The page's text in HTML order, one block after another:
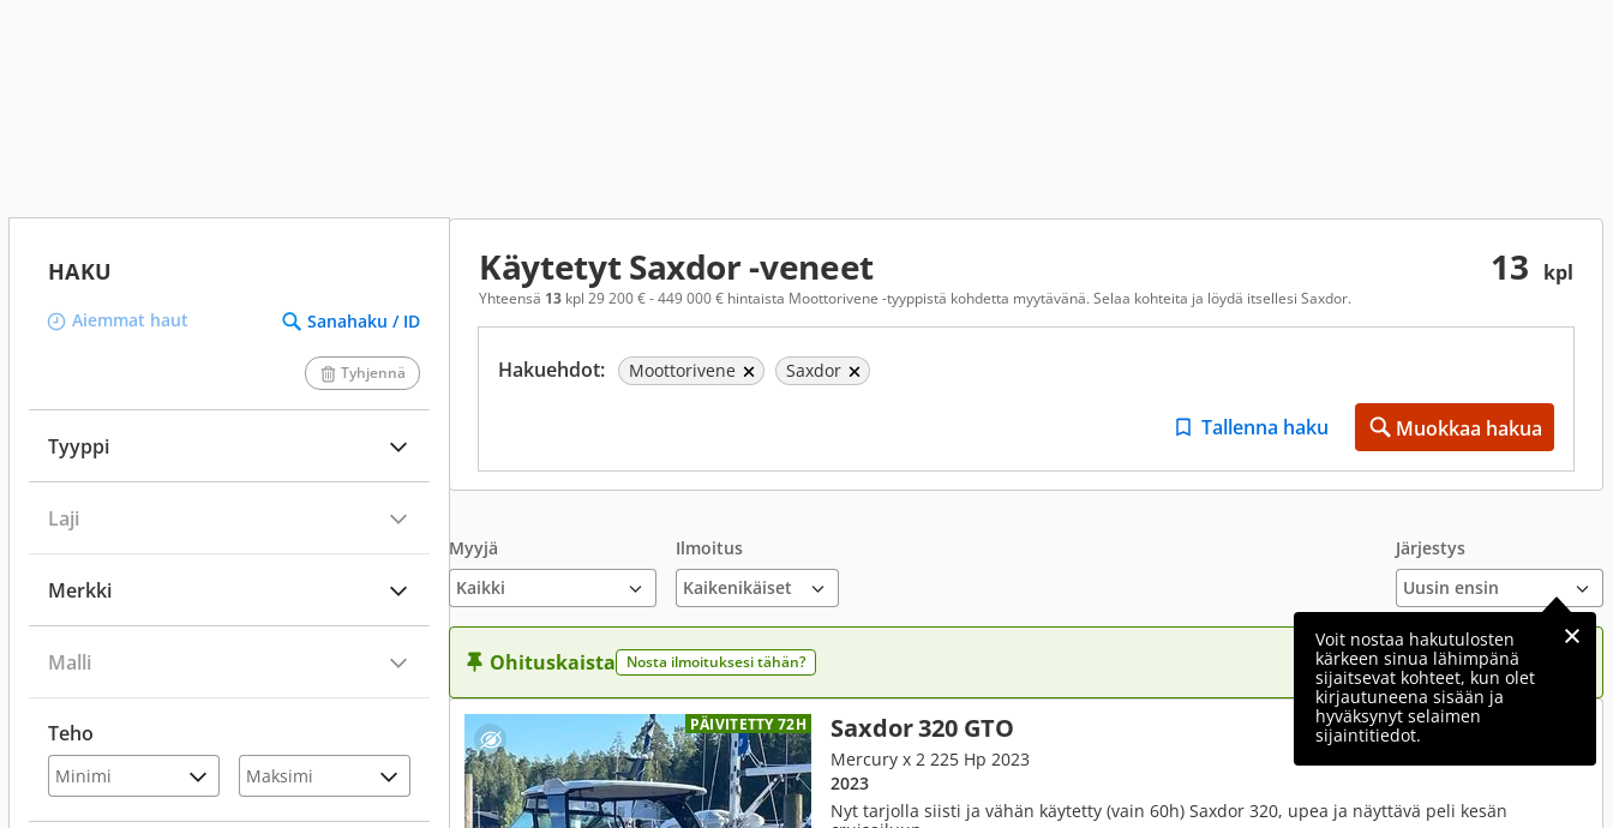
HAKU
Aiemmat haut Sanahaku / ID
Tyhjennä
Tyyppi
Laji
Merkki
Malli
Teho
13 kpl
Käytetyt Saxdor -veneet
Yhteensä 13 kpl 29 200 € - 449 000 € hintaista Moottorivene -tyyppistä kohdetta myytävänä. Selaa kohteita ja löydä itsellesi Saxdor.
Hakuehdot: Moottorivene Saxdor
Tallenna haku Muokkaa hakua
Myyjä Ilmoitus Järjestys
Voit nostaa hakutulosten
kärkeen sinua lähimpänä
sijaitsevat kohteet, kun olet
kirjautuneena sisään ja
hyväksynyt selaimen
sijaintitiedot.
Ohituskaista Nosta ilmoituksesi tähän?
PÄIVITETTY 72H Saxdor 320 GTO
Mercury x 2 225 Hp 2023
2023
Nyt tarjolla siisti ja vähän käytetty (vain 60h) Saxdor 320, upea ja näyttävä peli kesän